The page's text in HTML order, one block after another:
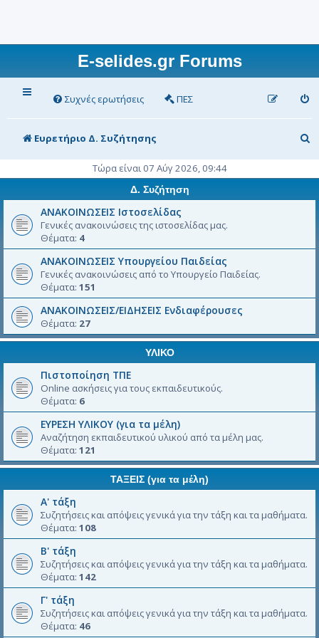
E-selides.gr Forums
Συχνές ερωτήσεις ΠΕΣ
Ευρετήριο Δ. Συζήτησης
ν
α
ζ
η
Τώρα είναι 07 Αύγ 2026, 09:44
Δ. Συζήτηση
ΑΝΑΚΟΙΝΩΣΕΙΣ Ιστοσελίδας
Γενικές ανακοινώσεις της ιστοσελίδας μας.
Θέματα: 4
ΑΝΑΚΟΙΝΩΣΕΙΣ Υπουργείου Παιδείας
Γενικές ανακοινώσεις από το Υπουργείο Παιδείας.
Θέματα: 151
ΑΝΑΚΟΙΝΩΣΕΙΣ/ΕΙΔΗΣΕΙΣ Ενδιαφέρουσες
Θέματα: 27
ΥΛΙΚΟ
Πιστοποίηση ΤΠΕ
Online ασκήσεις για τους εκπαιδευτικούς.
Θέματα: 6
ΕΥΡΕΣΗ ΥΛΙΚΟΥ (για τα μέλη)
Αναζήτηση εκπαιδευτικού υλικού από τα μέλη μας.
Θέματα: 121
ΤΑΞΕΙΣ (για τα μέλη)
Α' τάξη
Συζητήσεις και απόψεις γενικά για την τάξη και τα μαθήματα.
Θέματα: 108
Β' τάξη
Συζητήσεις και απόψεις γενικά για την τάξη και τα μαθήματα.
Θέματα: 142
Γ' τάξη
Συζητήσεις και απόψεις γενικά για την τάξη και τα μαθήματα.
Θέματα: 46